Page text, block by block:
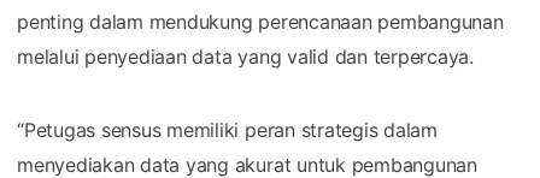
penting dalam mendukung perencanaan pembangunan
melalui penyediaan data yang valid dan terpercaya.
“Petugas sensus memiliki peran strategis dalam
menyediakan data yang akurat untuk pembangunan